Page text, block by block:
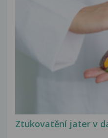
Ztukovatění jater v